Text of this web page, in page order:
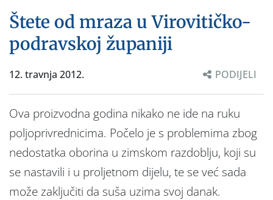
Štete od mraza u Virovitičko-
podravskoj županiji
12. travnja 2012. PODIJELI
Ova proizvodna godina nikako ne ide na ruku
poljoprivrednicima. Počelo je s problemima zbog
nedostatka oborina u zimskom razdoblju, koji su
se nastavili i u proljetnom dijelu, te se već sada
može zaključiti da suša uzima svoj danak.